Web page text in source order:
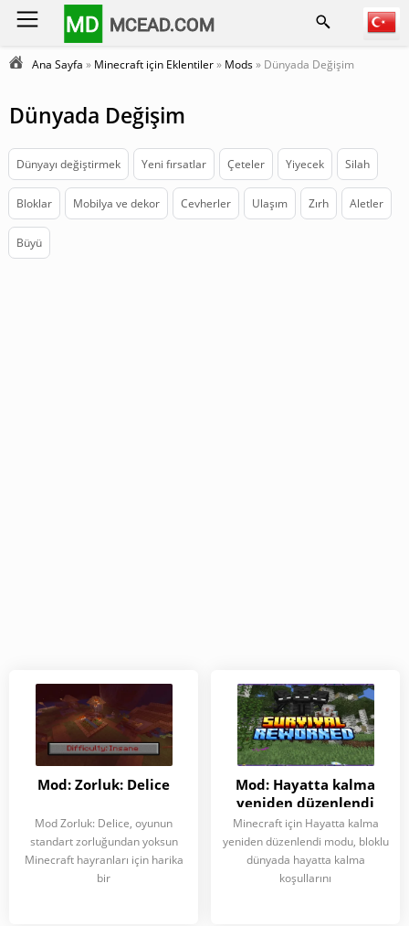
MD MCEAD.COM
Ana Sayfa » Minecraft için Eklentiler» Mods» Dünyada Değişim
Dünyada Değişim
Dünyayı değiştirmek Yeni fırsatlar Çeteler Yiyecek Silah
Bloklar Mobilya ve dekor Cevherler Ulaşım Zırh Aletler
Büyü
Mod: Zorluk: Delice
Mod Zorluk: Delice, oyunun
standart zorluğundan yoksun
Minecraft hayranları için harika
bir
Mod: Hayatta kalma
yeniden düzenlendi
Minecraft için Hayatta kalma
yeniden düzenlendi modu, bloklu
dünyada hayatta kalma
koşullarını